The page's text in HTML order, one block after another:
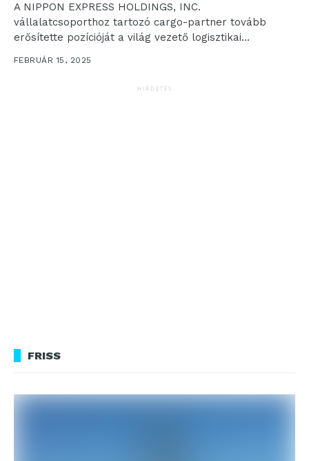
A NIPPON EXPRESS HOLDINGS, INC.
vállalatcsoporthoz tartozó cargo-partner tovább
erősítette pozícióját a világ vezető logisztikai
szolgáltatói között. Kiemelkedő szakértelmüket és
innovatív megközelítésüket számos...
FEBRUÁR 15, 2025
HIRDETÉS
FRISS